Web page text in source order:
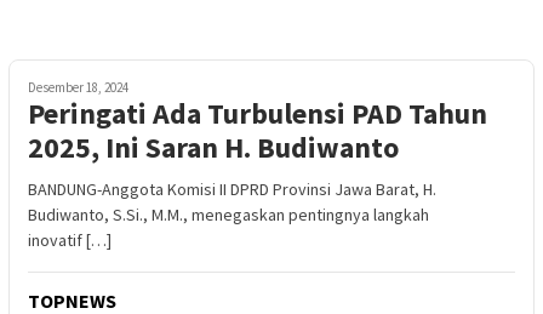
Desember 18, 2024
Peringati Ada Turbulensi PAD Tahun
2025, Ini Saran H. Budiwanto
BANDUNG-Anggota Komisi II DPRD Provinsi Jawa Barat, H.
Budiwanto, S.Si., M.M., menegaskan pentingnya langkah
inovatif […]
TOPNEWS